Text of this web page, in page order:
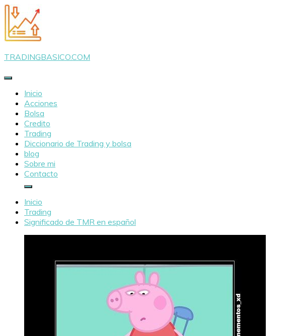
Saltar
al
contenido
TRADINGBASICO.COM
Inicio
Acciones
Bolsa
Credito
Trading
Diccionario de Trading y bolsa
blog
Sobre mi
Contacto
Inicio
Trading
Significado de TMR en español